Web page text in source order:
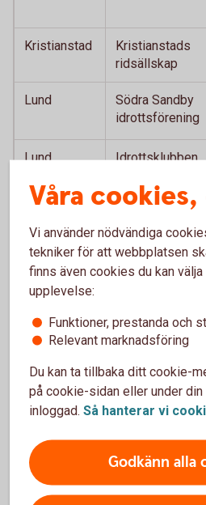
Kristianstad
Kristianstads
ridsällskap
Lund
Södra Sandby
idrottsförening
Lund
Idrottsklubben
Lunds Sportclub
Simrishamn
Gärsnäs allmänna
Simrishamn
Idrottsföreningen
Staffanstorp Uppåkra
Tomelilla
Tomelilla
motorklubb
Våra
Vi använder nödvändiga
tekniker för att webbplatsen
finns även cookies du kan
upplevelse:
Funktioner, prestanda och
Relevant marknadsföring
Du kan ta tillbaka ditt cookie-
på cookie-sidan eller under din
inloggad. Så hanterar vi
Godkänn alla